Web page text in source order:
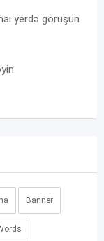
yerdə görüşün
Banner